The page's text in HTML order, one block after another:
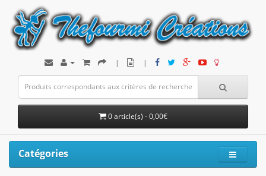
| |
0 article(s) - 0,00€
Catégories